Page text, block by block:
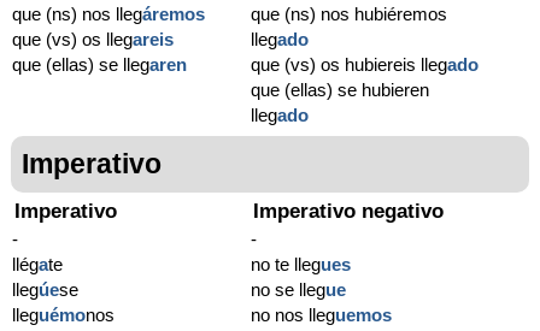
que (ns) nos llegáremos
que (vs) os llegareis
que (ellas) se llegaren
que (ns) nos hubiéremos
llegado
que (vs) os hubiereis llegado
que (ellas) se hubieren
llegado
Imperativo
Imperativo
-
llégate
llegúese
lleguémonos
Imperativo negativo
-
no te llegues
no se llegue
no nos lleguemos